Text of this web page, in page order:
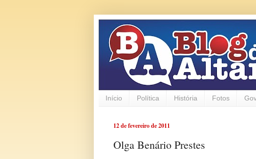
Início Política História Fotos
12 de fevereiro de 2011
Olga Benário Prestes